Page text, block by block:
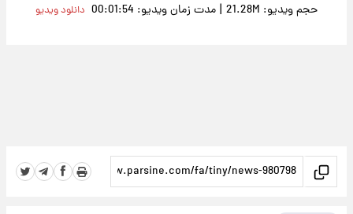
حجم ویدیو: 21.28M | مدت زمان ویدیو: 00:01:54 دانلود ویدیو